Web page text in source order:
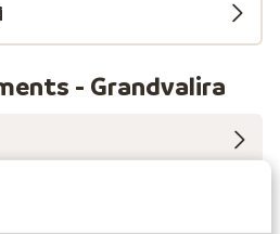
- Grandvalira